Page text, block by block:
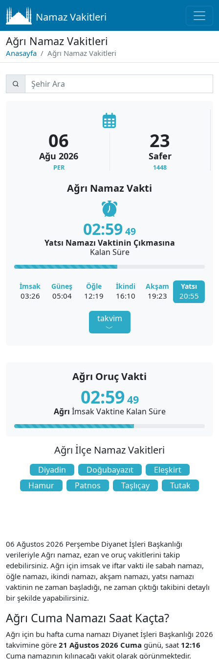
Namaz Vakitleri
Ağrı Namaz Vakitleri
Anasayfa Ağrı Namaz Vakitleri
06
Ağu 2026
PER
23
Safer
1448
Ağrı Namaz Vakti
02:5948
Yatsı Namazı Vaktinin Çıkmasına
Kalan Süre
Ağrı Ezan Vakti
İmsak
03:26
Güneş
05:04
Öğle
12:19
İkindi
16:10
Akşam
19:23
Yatsı
20:55
takvim
﹀
Ağrı Oruç Vakti
Ağrı İmsak Vakti
Ağrı İftar Vakti
02:59 48
Ağrı İmsak Vaktine Kalan Süre
06 Ağustos 2026 Perşembe Diyanet İşleri Başkanlığı
verileriyle Ağrı namaz, ezan ve oruç vakitlerini takip
edebilirsiniz. Ağrı için imsak ve iftar vakti ile sabah namazı,
öğle namazı, ikindi namazı, akşam namazı, yatsı namazı
vaktinin ne zaman başladığı, ne zaman çıktığı takibini detaylı
bir şekilde yapabilirsiniz.
Ağrı Cuma Namazı Saat Kaçta?
Ağrı için bu hafta cuma namazı Diyanet İşleri Başkanlığı 2026
takvimine göre 21 Ağustos 2026 Cuma günü, saat 12:16
Cuma namazının kılınacağı vakit olarak görünmektedir.
Ağrı İlçe Namaz Vakitleri
Diyadin Doğubayazıt
Eleşkirt
Hamur
Patnos Taşlıçay Tutak